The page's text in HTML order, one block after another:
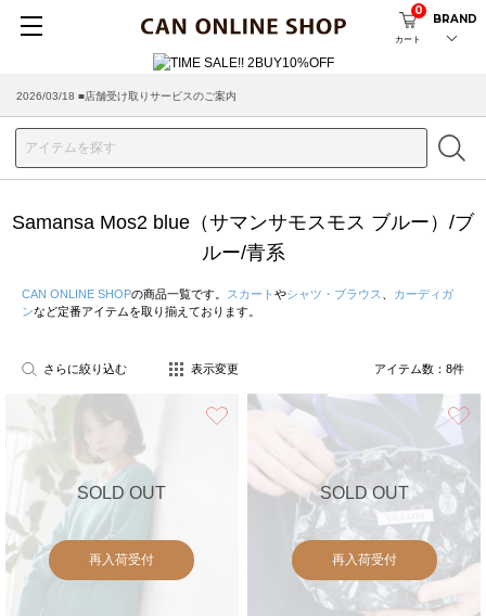
カート
0
BRAND
2026/03/18 ■店舗受け取りサービスのご案内
Samansa Mos2 blue（サマンサモスモス ブルー）/ブ
ルー/青系
CAN ONLINE SHOPの商品一覧です。 スカート やシャツ・ブラウス
カーディガ
ンなど定番アイテムを取り揃えております。
さらに絞り込む 表示変更 アイテム数： 8件
SOLD OUT
再入荷受付
お気に入り
SOLD OUT
再入荷受付